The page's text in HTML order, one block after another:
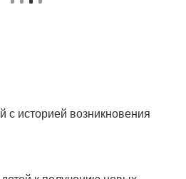
с историей возникновения